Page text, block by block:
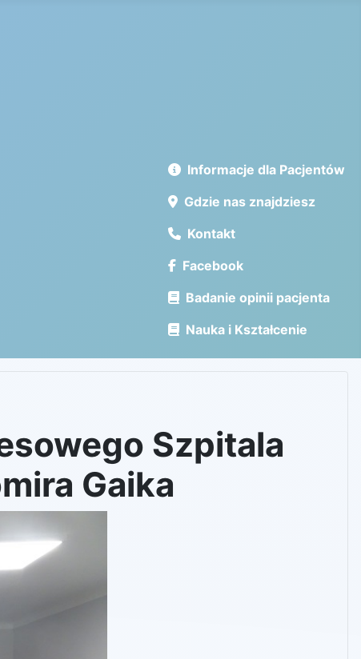
Informacje dla Pacjentów
Gdzie nas znajdziesz
Kontakt
Facebook
Badanie opinii pacjenta
Nauka i Kształcenie
Szpitala
Gaika